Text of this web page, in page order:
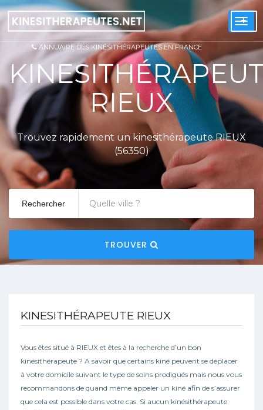
+
ANNUAIRE DES KINÉSITHÉRAPEUTES EN FRANCE
RIEUX
Trouvez rapidement un kinesithérapeute RIEUX
(56350)
Rechercher
TROUVER
KINESITHÉRAPEUTE RIEUX
Vous êtes situé à RIEUX et êtes à la recherche d’un bon
kinésithérapeute ? A savoir que certains kiné peuvent se déplacer
à votre domicile suivant le type de soins prodigués mais nous vous
recommandons de quand même appeler un kiné afin de s’assurer
que cela est possible dans votre cas. Si aucun kinésithérapeute